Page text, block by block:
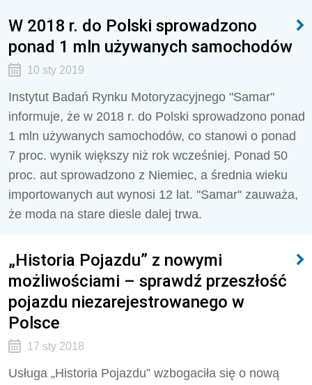
W 2018 r. do Polski sprowadzono
ponad 1 mln używanych samochodów
10 sty 2019
Instytut Badań Rynku Motoryzacyjnego "Samar''
informuje, że w 2018 r. do Polski sprowadzono ponad
1 mln używanych samochodów, co stanowi o ponad
7 proc. wynik większy niż rok wcześniej. Ponad 50
proc. aut sprowadzono z Niemiec, a średnia wieku
importowanych aut wynosi 12 lat. ''Samar'' zauważa,
że moda na stare diesle dalej trwa.
„Historia Pojazdu” z nowymi
możliwościami – sprawdź przeszłość
pojazdu niezarejestrowanego w
Polsce
17 sty 2018
Usługa „Historia Pojazdu” wzbogaciła się o nową